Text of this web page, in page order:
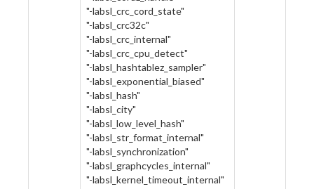
"-labsl_crc_cord_state"
"-labsl_crc32c"
"-labsl_crc_internal"
"-labsl_crc_cpu_detect"
"-labsl_hashtablez_sampler"
"-labsl_exponential_biased"
"-labsl_hash"
"-labsl_city"
"-labsl_low_level_hash"
"-labsl_str_format_internal"
"-labsl_synchronization"
"-labsl_graphcycles_internal"
"-labsl_kernel_timeout_internal"